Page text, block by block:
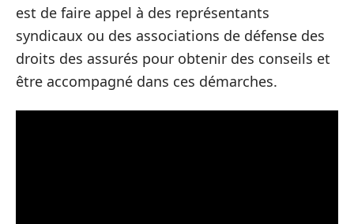
est de faire appel à des représentants
syndicaux ou des associations de défense des
droits des assurés pour obtenir des conseils et
être accompagné dans ces démarches.